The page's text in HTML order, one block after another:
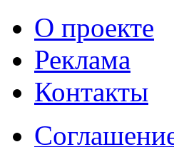
О проекте
Реклама
Контакты